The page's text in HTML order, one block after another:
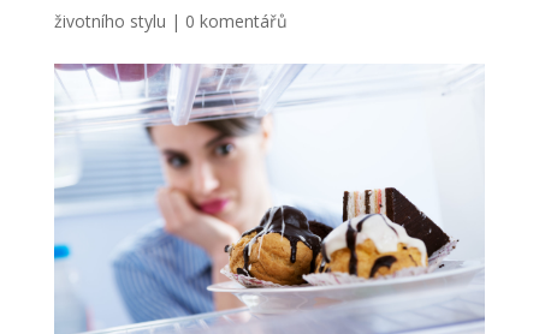
životního stylu | 0 komentářů